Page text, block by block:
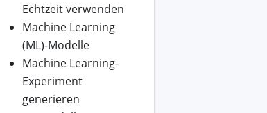
Echtzeit verwenden
Machine Learning
(ML)-Modelle
Machine Learning-
Experiment
generieren